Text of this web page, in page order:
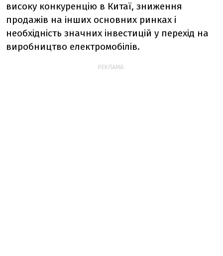
високу конкуренцію в Китаї, зниження
продажів на інших основних ринках і
необхідність значних інвестицій у перехід на
виробництво електромобілів.
РЕКЛАМА: